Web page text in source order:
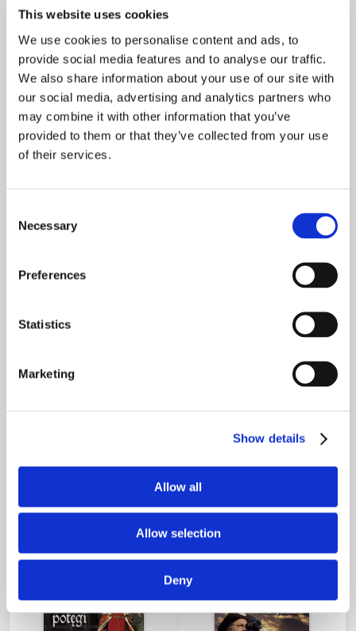
This website uses cookies
We use cookies to personalise content and ads, to
provide social media features and to analyse our traffic.
We also share information about your use of our site with
our social media, advertising and analytics partners who
may combine it with other information that you’ve
provided to them or that they’ve collected from your use
of their services.
Selection
Necessary
Preferences
Statistics
Marketing
Show details
Allow all
Allow selection
Deny
NOWOŚCI
PROMOCJE
79,00 zł